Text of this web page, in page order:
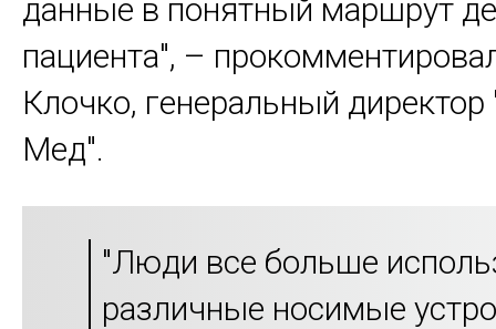
данные в понятный маршрут
пациента", –
Клочко, генеральный
Мед".
"Люди все больше
различные носимые